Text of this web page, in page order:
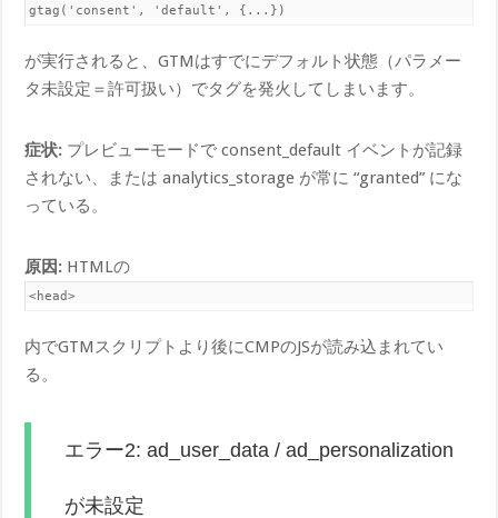
gtag('consent', 'default', {...})
が実行されると、GTMはすでにデフォルト状態（パラメー
タ未設定＝許可扱い）でタグを発火してしまいます。
症状: プレビューモードで consent_default イベントが記録
されない、または analytics_storage が常に “granted” にな
っている。
原因: HTMLの
<head>
内でGTMスクリプトより後にCMPのJSが読み込まれてい
る。
エラー2: ad_user_data / ad_personalization
が未設定